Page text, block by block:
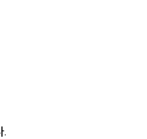
.